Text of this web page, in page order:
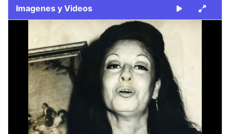
Imagenes y Videos
Slide 1 of 2